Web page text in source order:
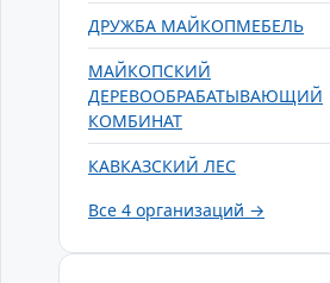
ДРУЖБА МАЙКОПМЕБЕЛЬ
МАЙКОПСКИЙ
ДЕРЕВООБРАБАТЫВАЮЩИЙ
КОМБИНАТ
КАВКАЗСКИЙ ЛЕС
Все 4 организаций →